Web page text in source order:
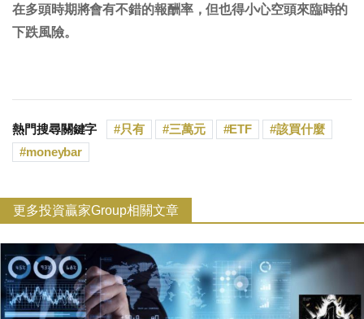
在多頭時期將會有不錯的報酬率，但也得小心空頭來臨時的
下跌風險。
熱門搜尋關鍵字 只有 三萬元 ETF
該買什麼
moneybar
更多投資贏家Group相關文章